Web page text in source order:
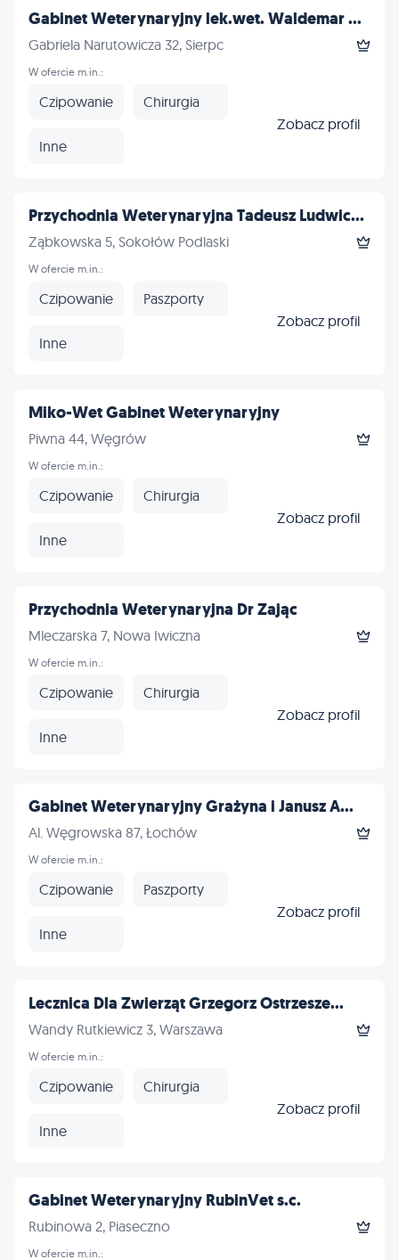
Gabinet Weterynaryjny lek.wet. Waldemar ...
Gabriela Narutowicza 32, Sierpc
W ofercie m.in.:
Czipowanie Chirurgia
Inne
Zobacz profil
Przychodnia Weterynaryjna Tadeusz Ludwic...
Ząbkowska 5, Sokołów Podlaski
W ofercie m.in.:
Czipowanie Paszporty
Inne
Zobacz profil
Miko-Wet Gabinet Weterynaryjny
Piwna 44, Węgrów
W ofercie m.in.:
Czipowanie Chirurgia
Inne
Zobacz profil
Przychodnia Weterynaryjna Dr Zając
Mleczarska 7, Nowa Iwiczna
W ofercie m.in.:
Czipowanie Chirurgia
Inne
Zobacz profil
Gabinet Weterynaryjny Grażyna i Janusz A...
Al. Węgrowska 87, Łochów
W ofercie m.in.:
Czipowanie Paszporty
Inne
Zobacz profil
Lecznica Dla Zwierząt Grzegorz Ostrzesze...
Wandy Rutkiewicz 3, Warszawa
W ofercie m.in.:
Czipowanie Chirurgia
Inne
Zobacz profil
Gabinet Weterynaryjny RubinVet s.c.
Rubinowa 2, Piaseczno
W ofercie m.in.: